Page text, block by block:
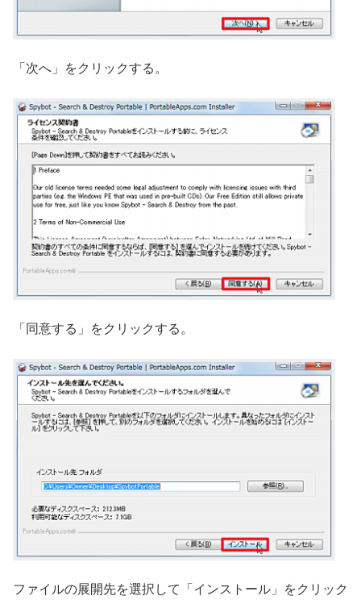
「次へ」をクリックする。
「同意する」をクリックする。
ファイルの展開先を選択して「インストール」をクリック